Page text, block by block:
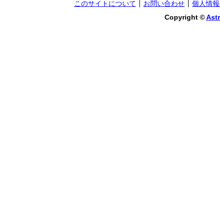
このサイトについて お問い合わせ
個人情
Copyright ©